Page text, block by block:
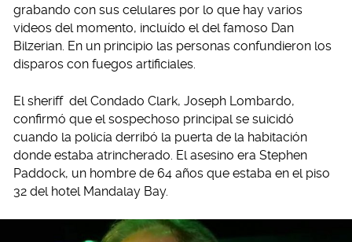
grabando con sus celulares por lo que hay varios
videos del momento, incluído el del famoso Dan
Bilzerian. En un principio las personas confundieron los
disparos con fuegos artificiales.
El sheriff del Condado Clark, Joseph Lombardo,
confirmó que el sospechoso principal se suicidó
cuando la policía derribó la puerta de la habitación
donde estaba atrincherado. El asesino era Stephen
Paddock, un hombre de 64 años que estaba en el piso
32 del hotel Mandalay Bay.